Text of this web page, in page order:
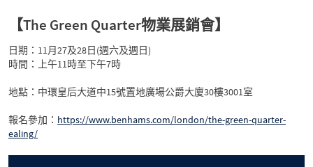
【The Green Quarter物業展銷會】
日期：11月27及28日(週六及週日)
時間：上午11時至下午7時
地點：中環皇后大道中15號置地廣場公爵大廈30樓3001室
報名參加： https://www.benhams.com/london/the-green-quarter-
ealing/